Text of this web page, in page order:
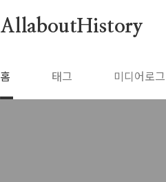
AllaboutHistory
홈 태그 미디어로그